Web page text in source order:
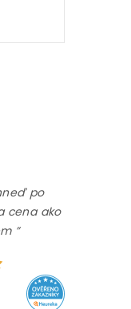
po
cena ako
”